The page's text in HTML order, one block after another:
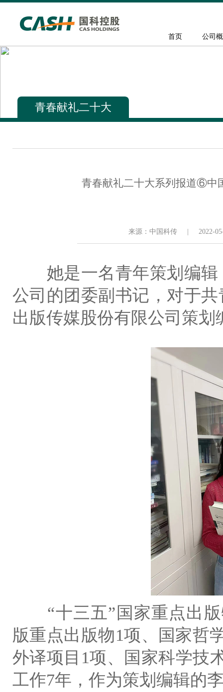
首页 公司
青春献礼二十大
青春献礼二十大系列报道⑥中
来源：中国科传 2022-
她是一名青年策划编辑
公司的团委副书记，对于
出版传媒股份有限公司策
“十三五”国家重点出版
版重点出版物1项、国家哲
外译项目1项、国家科学
工作7年，作为策划编辑的